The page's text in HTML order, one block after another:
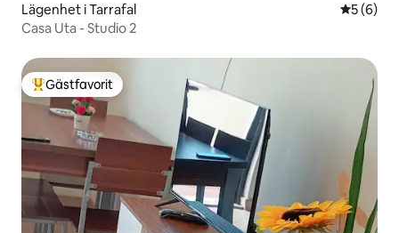
Lägenhet i Tarrafal 5 av 5 i
5 (6)
Casa Uta - Studio 2
Populär gästfavorit
Gästfavorit